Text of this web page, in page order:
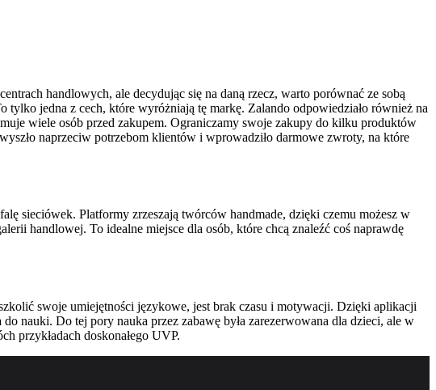
handlowych, ale decydując się na daną rzecz, warto porównać ze sobą
tylko jedna z cech, które wyróżniają tę markę. Zalando odpowiedziało również na
wiele osób przed zakupem. Ograniczamy swoje zakupy do kilku produktów
naprzeciw potrzebom klientów i wprowadziło darmowe zwroty, na które
sieciówek. Platformy zrzeszają twórców handmade, dzięki czemu możesz w
handlowej. To idealne miejsce dla osób, które chcą znaleźć coś naprawdę
swoje umiejętności językowe, jest brak czasu i motywacji. Dzięki aplikacji
nauki. Do tej pory nauka przez zabawę była zarezerwowana dla dzieci, ale w
przykładach doskonałego UVP.